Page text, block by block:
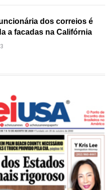
dos correios é
a facadas na Califórnia